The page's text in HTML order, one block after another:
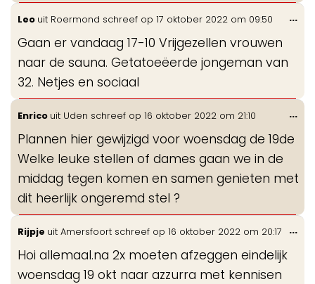
Leo uit Roermond schreef op 17 oktober 2022 om 09:50
Gaan er vandaag 17-10 Vrijgezellen vrouwen
naar de sauna. Getatoeëerde jongeman van
32. Netjes en sociaal
...
Enrico uit Uden schreef op 16 oktober 2022 om 21:10
Plannen hier gewijzigd voor woensdag de 19de
Welke leuke stellen of dames gaan we in de
middag tegen komen en samen genieten met
dit heerlijk ongeremd stel ?
...
Rijpje uit Amersfoort schreef op 16 oktober 2022 om 20:17
Hoi allemaal.na 2x moeten afzeggen eindelijk
woensdag 19 okt naar azzurra met kennisen
...